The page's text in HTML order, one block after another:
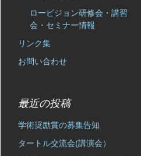
ロービジョン研修会・講習
会・セミナー情報
リンク集
お問い合わせ
最近の投稿
学術奨励賞の募集告知
タートル交流会(講演会）